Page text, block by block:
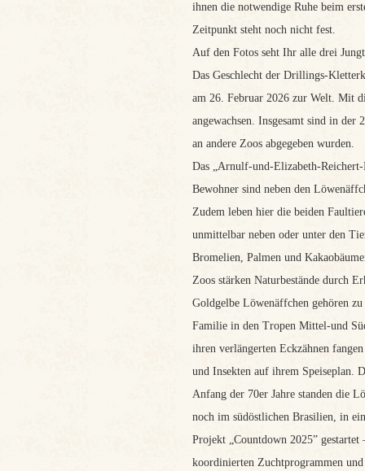
ihnen die notwendige Ruhe beim
Zeitpunkt steht noch nicht fest.
Auf den Fotos seht Ihr alle drei
Das Geschlecht der Drillings-
am 26. Februar 2026 zur Welt. Mit
angewachsen. Insgesamt sind in
an andere Zoos abgegeben wurden.
Das „Arnulf-und-Elizabeth-
Bewohner sind neben den
Zudem leben hier die beiden
unmittelbar neben oder unter den
Bromelien, Palmen und
Zoos stärken Naturbestände durch
Goldgelbe Löwenäffchen gehören
Familie in den Tropen Mittel-und
ihren verlängerten Eckzähnen
und Insekten auf ihrem Speiseplan.
Anfang der 70er Jahre standen die
noch im südöstlichen Brasilien, in
Projekt „Countdown 2025”
koordinierten Zuchtprogrammen